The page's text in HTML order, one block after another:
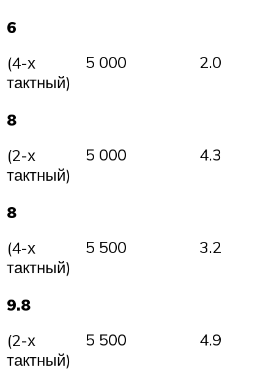
6
(4-х
тактный)
5 000 2.0
8
(2-х
тактный)
5 000 4.3
8
(4-х
тактный)
5 500 3.2
9.8
(2-х
тактный)
5 500 4.9